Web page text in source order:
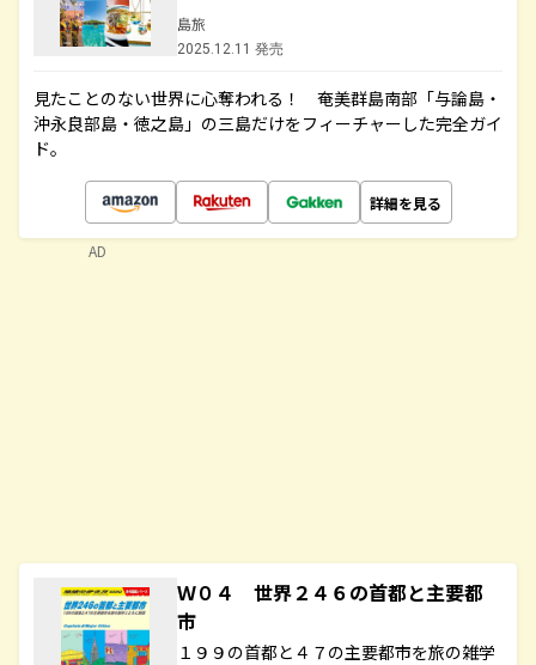
島旅
2025.12.11 発売
見たことのない世界に心奪われる！ 奄美群島南部「与論島・
沖永良部島・徳之島」の三島だけをフィーチャーした完全ガイ
ド。
詳細を見る
Ｗ０４ 世界２４６の首都と主要都
市
１９９の首都と４７の主要都市を旅の雑学
AD